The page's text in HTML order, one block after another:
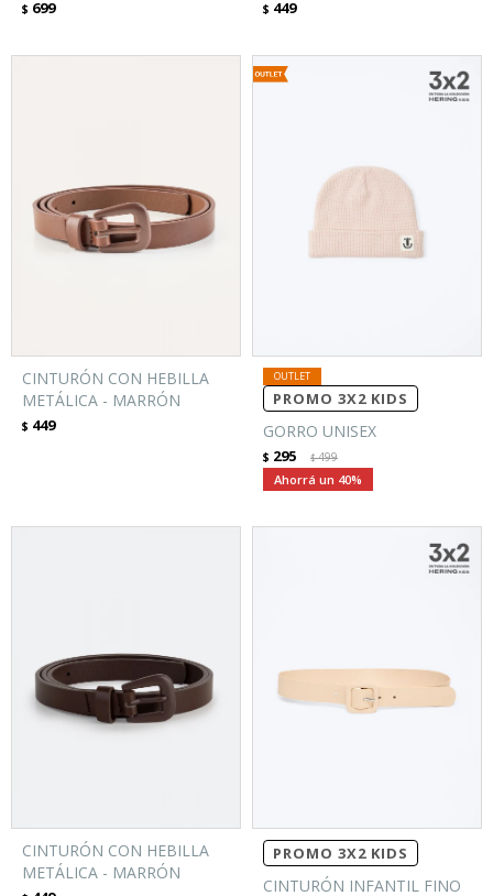
$ 699 $ 449
CINTURÓN CON HEBILLA
METÁLICA - MARRÓN
$ 449
PROMO 3X2 KIDS
GORRO UNISEX
$ 295 $499
40
CINTURÓN CON HEBILLA
METÁLICA - MARRÓN
PROMO 3X2 KIDS
CINTURÓN INFANTIL FINO